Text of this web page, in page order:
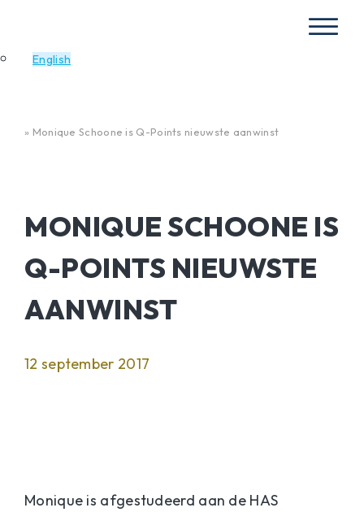
English
Home
» Monique Schoone is Q-Points nieuwste aanwinst
MONIQUE SCHOONE IS
Q-POINTS NIEUWSTE
AANWINST
12 september 2017
Monique is afgestudeerd aan de HAS